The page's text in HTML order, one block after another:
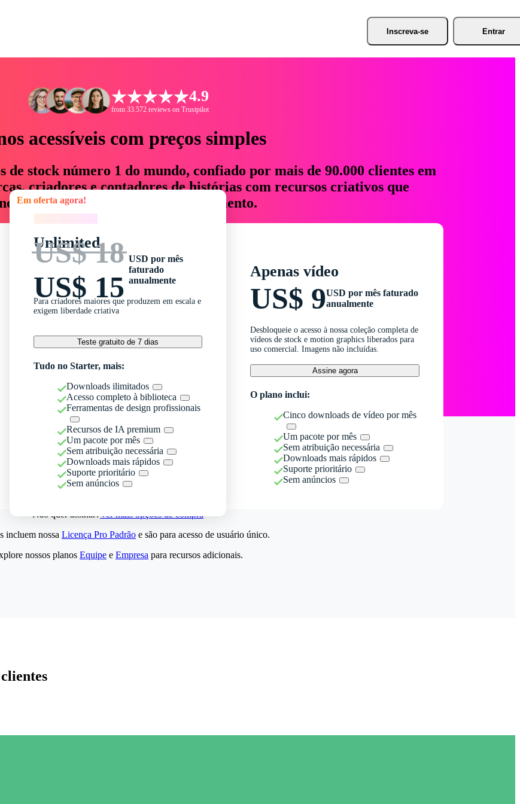
Inscreva-se Entrar
4.9
from 33.572 reviews on Trustpilot
acessíveis com preços simples
de stock número 1 do mundo, confiado por mais de 90.000 clientes em
criadores e contadores de histórias com recursos criativos que
até 76% em tempo e orçamento.
Em oferta agora!
Unlimited
US$ 18
US$ 15
USD por mês
faturado
anualmente
Para criadores maiores que produzem em escala e
exigem liberdade criativa
Teste gratuito de 7 dias
Tudo no Starter, mais:
Downloads ilimitados
Acesso completo à biblioteca
Ferramentas de design profissionais
Recursos de IA premium
Um pacote por mês
Sem atribuição necessária
Downloads mais rápidos
Suporte prioritário
Sem anúncios
Apenas vídeo
US$ 9USD por mês faturado
anualmente
Desbloqueie o acesso à nossa coleção completa de
vídeos de stock e motion graphics liberados para
uso comercial. Imagens não incluídas.
Assine agora
O plano inclui:
Cinco downloads de vídeo por mês
Um pacote por mês
Sem atribuição necessária
Downloads mais rápidos
Suporte prioritário
Sem anúncios
Não quer assinar?Ver mais opções de compra
incluem nossa Licença Pro Padrão e são para acesso de usuário único.
nossos planos Equipe e Empresa para recursos adicionais.